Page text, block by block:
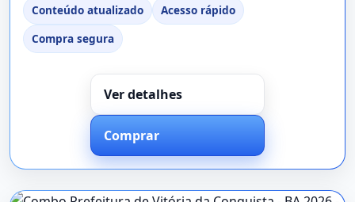
Conteúdo atualizado
Acesso rápido
Compra segura
Ver detalhes
Comprar